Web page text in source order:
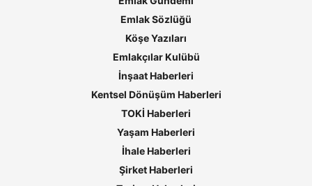
Emlak Sözlüğü
Köşe Yazıları
Emlakçılar Kulübü
İnşaat Haberleri
Kentsel Dönüşüm Haberleri
TOKİ Haberleri
Yaşam Haberleri
İhale Haberleri
Şirket Haberleri